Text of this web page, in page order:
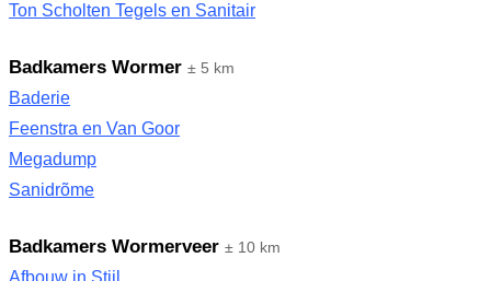
Ton Scholten Tegels en Sanitair
Badkamers Wormer ± 5 km
Baderie
Feenstra en Van Goor
Megadump
Sanidrõme
Badkamers Wormerveer ± 10 km
Afbouw in Stijl